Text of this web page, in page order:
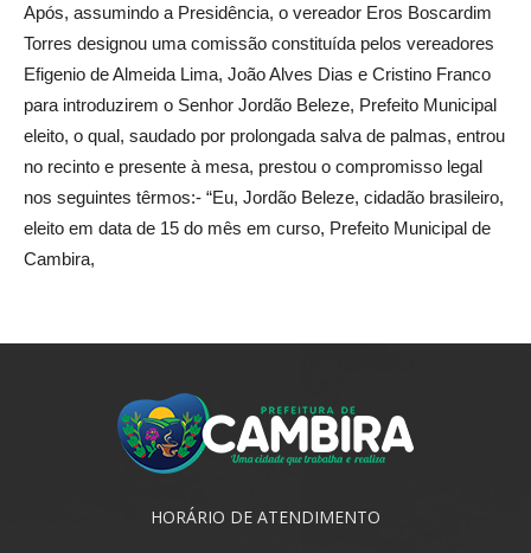
Após, assumindo a Presidência, o vereador Eros Boscardim
Torres designou uma comissão constituída pelos vereadores
Efigenio de Almeida Lima, João Alves Dias e Cristino Franco
para introduzirem o Senhor Jordão Beleze, Prefeito Municipal
eleito, o qual, saudado por prolongada salva de palmas, entrou
no recinto e presente à mesa, prestou o compromisso legal
nos seguintes têrmos:- “Eu, Jordão Beleze, cidadão brasileiro,
eleito em data de 15 do mês em curso, Prefeito Municipal de
Cambira,
HORÁRIO DE ATENDIMENTO